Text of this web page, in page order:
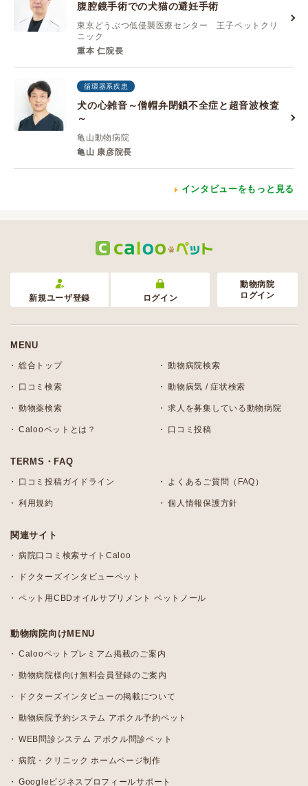
腹腔鏡手術での犬猫の避妊手術
東京どうぶつ低侵襲医療センター 王子ペットクリ
ニック
重本 仁院長
循環器系疾患
犬の心雑音～僧帽弁閉鎖不全症と超音波検査
～
亀山動物病院
亀山 康彦院長
インタビューをもっと見る
新規ユーザ登録 ログイン
動物病院
ログイン
MENU
総合トップ 動物病院検索
口コミ検索 動物病気 / 症状検索
動物薬検索 求人を募集している動物病院
Calooペットとは？ 口コミ投稿
TERMS・FAQ
口コミ投稿ガイドライン よくあるご質問（FAQ）
利用規約 個人情報保護方針
関連サイト
病院口コミ検索サイトCaloo
ドクターズインタビューペット
ペット用CBDオイルサプリメント ペットノール
動物病院向けMENU
Calooペットプレミアム掲載のご案内
動物病院様向け無料会員登録のご案内
ドクターズインタビューの掲載について
動物病院予約システム アポクル予約ペット
WEB問診システム アポクル問診ペット
病院・クリニック ホームページ制作
Googleビジネスプロフィールサポート